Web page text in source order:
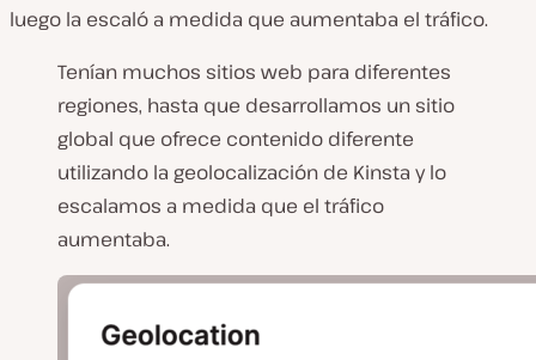
luego la escaló a medida que aumentaba el tráfico.
Tenían muchos sitios web para diferentes
regiones, hasta que desarrollamos un sitio
global que ofrece contenido diferente
utilizando la geolocalización de Kinsta y lo
escalamos a medida que el tráfico
aumentaba.